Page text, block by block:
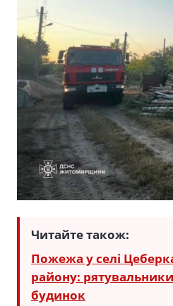
Читайте також:
Пожежа у селі
району:
будинок